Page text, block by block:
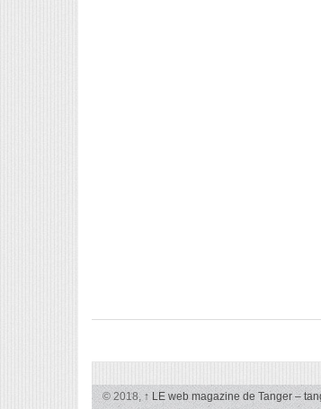
© 2018,↑ LE web magazine de Tanger –